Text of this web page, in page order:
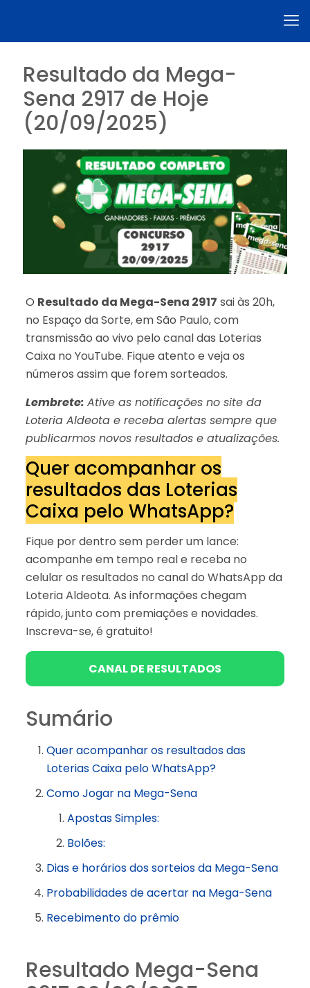
Resultado da Mega-
Sena 2917 de Hoje
(20/09/2025)
O Resultado da Mega-Sena 2917 sai às 20h,
no Espaço da Sorte, em São Paulo, com
transmissão ao vivo pelo canal das Loterias
Caixa no YouTube. Fique atento e veja os
números assim que forem sorteados.
Lembrete: Ative as notificações no site da
Loteria Aldeota e receba alertas sempre que
publicarmos novos resultados e atualizações.
Quer acompanhar os
resultados das Loterias
Caixa pelo WhatsApp?
Fique por dentro sem perder um lance:
acompanhe em tempo real e receba no
celular os resultados no canal do WhatsApp da
Loteria Aldeota. As informações chegam
rápido, junto com premiações e novidades.
Inscreva-se, é gratuito!
CANAL DE RESULTADOS
Sumário
Quer acompanhar os resultados das
Loterias Caixa pelo WhatsApp?
Como Jogar na Mega-Sena
Apostas Simples:
Bolões:
Dias e horários dos sorteios da Mega-Sena
Probabilidades de acertar na Mega-Sena
Recebimento do prêmio
Resultado Mega-Sena